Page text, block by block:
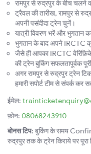
रामपुर से रुद्रपुर के बीच चलने
ट्रैवल की तारीख, रामपुर से
अपनी पसंदीदा ट्रेन चुनें।
यात्री विवरण भरें और भुगतान
भुगतान के बाद अपने IRCTC
जैसे ही आपका IRCTC
की ट्रेन बुकिंग सफलतापूर्वक पूरी
अगर रामपुर से रुद्रपुर ट्रेन
हमारी सपोर्ट टीम से संपर्क कर
ईमेल:
फ़ोन: 08068243910
बोनस टिप: बुकिंग के समय
रुद्रपुर तक के ट्रेन किराये पर पूरा